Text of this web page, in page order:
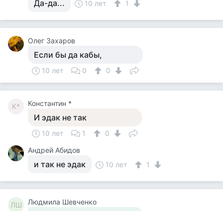
Да-да... 10 лет 1
Олег Захаров
Если бы да кабы,
10 лет 0 0
К* Константин *
И эдак не так
10 лет 1
0
Андрей Абидов
и так не эдак 10 лет 1
ЛШ Людмила Шевченко